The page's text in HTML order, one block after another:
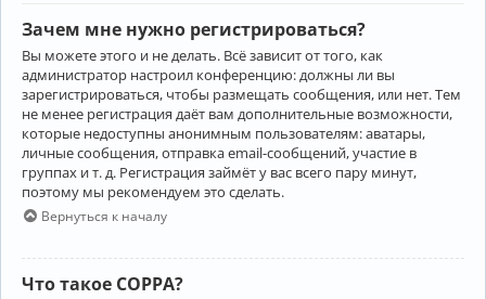
Зачем мне нужно регистрироваться?
Вы можете этого и не делать. Всё зависит от того, как
администратор настроил конференцию: должны ли вы
зарегистрироваться, чтобы размещать сообщения, или нет. Тем
не менее регистрация даёт вам дополнительные возможности,
которые недоступны анонимным пользователям: аватары,
личные сообщения, отправка email-сообщений, участие в
группах и т. д. Регистрация займёт у вас всего пару минут,
поэтому мы рекомендуем это сделать.
Вернуться к началу
Что такое COPPA?